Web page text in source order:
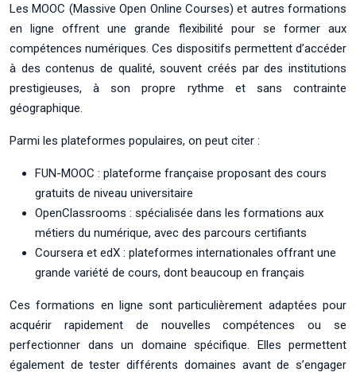
Les MOOC (Massive Open Online Courses) et autres formations
en ligne offrent une grande flexibilité pour se former aux
compétences numériques. Ces dispositifs permettent d’accéder
à des contenus de qualité, souvent créés par des institutions
prestigieuses, à son propre rythme et sans contrainte
géographique.
Parmi les plateformes populaires, on peut citer :
FUN-MOOC : plateforme française proposant des cours
gratuits de niveau universitaire
OpenClassrooms : spécialisée dans les formations aux
métiers du numérique, avec des parcours certifiants
Coursera et edX : plateformes internationales offrant une
grande variété de cours, dont beaucoup en français
Ces formations en ligne sont particulièrement adaptées pour
acquérir rapidement de nouvelles compétences ou se
perfectionner dans un domaine spécifique. Elles permettent
également de tester différents domaines avant de s’engager